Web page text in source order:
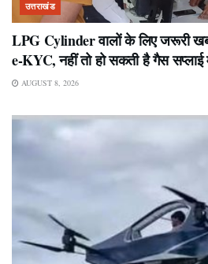
उत्तराखंड
LPG Cylinder वालों के लिए जरूरी
e-KYC, नहीं तो हो सकती है गैस सप्लाई
AUGUST 8, 2026